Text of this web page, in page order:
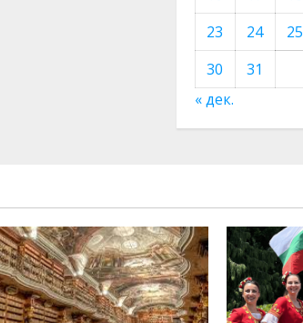
23
24 25
30
31
« дек.